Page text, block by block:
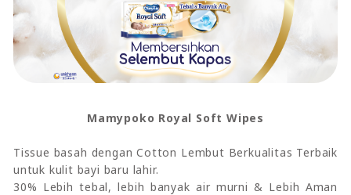
Mamypoko Royal Soft Wipes
Tissue basah dengan Cotton Lembut Berkualitas Terbaik
untuk kulit bayi baru lahir.
30% Lebih tebal, lebih banyak air murni & Lebih Aman